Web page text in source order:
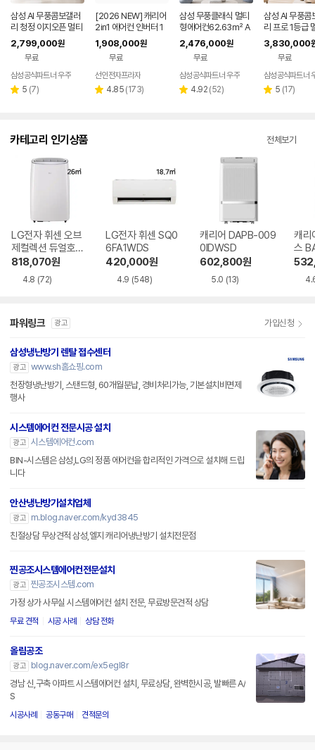
삼성 AI 무풍콤보갤러
리 청정 이지오픈 멀티
형 에어컨 AF80F17D
22WRS 기본설치포
2,799,000원
무료
삼성공식파트너 우주
별 5 리
(7)
[2026 NEW] 캐리어
2in1 에어컨 인버터 1
등급 멀티형 wifi 17평
+6평 투인원 전국 설
치비포함
1,908,000원
무료
선인전자프라자
별 4.85 리
(173)
삼성 무풍클래식 멀티
형에어컨62.63㎡ A
F70F19D11LRS 프
리미엄블루 기본설치
비포함
2,476,000원
무료
삼성공식파트너 우주
별 4.92 리
(52)
삼성 AI 무풍콤
리 프로 1등급
에어컨
8ERS 기본설
3,830,000
무료
삼성공식파트너
별 5 리
(17)
카테고리 인기상품 전체보기
LG전자 휘센 오브
제컬렉션 듀얼호스
PQ08FDWBS
818,070원
4.8 (72)
LG전자 휘센 SQ0
6FA1WDS
420,000원
4.9 (548)
캐리어 DAPB-009
0IDWSD
602,800원
5.0 (13)
캐리
스
파워링크 광고 가입신청
삼성냉난방기 렌탈 접수센터
광고 www.sh홈쇼핑.com
천장형냉난방기, 스탠드형, 60개월분납, 경비처리가능, 기본설치비면제
행사
시스템에어컨 전문시공 설치
광고 시스템에어컨.com
BIN-시스템은 삼성,LG의 정품 에어컨을 합리적인 가격으로 설치해 드립
니다
안산냉난방기설치업체
광고
m.blog.naver.com/kyd3845
친절상담 무상견적 삼성,엘지 캐리어냉난방기 설치전문점
찐공조시스템에어컨전문설치
광고 찐공조시스템.com
가정 상가 사무실 시스템에어컨 설치 전문, 무료방문견적 상담
무료 견적 시공 사례 상담 전화
올림공조
광고
blog.naver.com/ex5egl8r
경남 신,구축 아파트 시스템에어컨 설치, 무료상담, 완벽한시공, 발빠른 A/
S
시공사례 공동구매 견적문의